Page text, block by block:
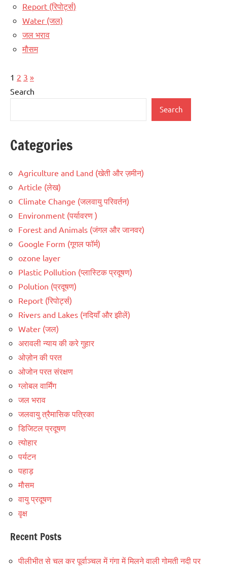
Report (रिपोर्ट्स)
Water (जल)
जल भराव
मौसम
Posts
pagination
1 2 3 Next
Posts
»
Search
Search
Categories
Agriculture and Land (खेती और ज़मीन)
Article (लेख)
Climate Change (जलवायु परिवर्तन)
Environment (पर्यावरण )
Forest and Animals (जंगल और जानवर)
Google Form (गूगल फॉर्म)
ozone layer
Plastic Pollution (प्लास्टिक प्रदूषण)
Polution (प्रदूषण)
Report (रिपोर्ट्स)
Rivers and Lakes (नदियाँ और झीलें)
Water (जल)
अरावली न्याय की करे गुहार
ओज़ोन की परत
ओजोन परत संरक्षण
ग्लोबल वार्मिंग
जल भराव
जलवायु त्रैमासिक पत्रिका
डिजिटल प्रदूषण
त्योहार
पर्यटन
पहाड़
मौसम
वायु प्रदूषण
वृक्ष
Recent Posts
पीलीभीत से चल कर पूर्वाञ्चल में गंगा में मिलने वाली गोमती नदी पर